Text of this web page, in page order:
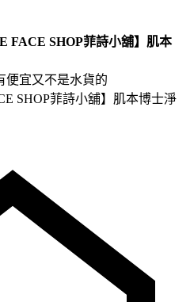
FACE SHOP菲詩小舖】肌本
便宜又不是水貨的
SHOP菲詩小舖】肌本博士淨